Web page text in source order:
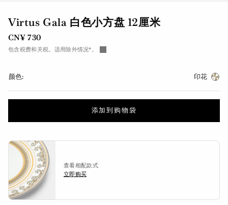
Virtus Gala 白色小方盘 12厘米
CN¥ 730
包含税费和关税。适用除外情况*。
颜色: 印花
添加到购物袋
查看相配款式
立即购买